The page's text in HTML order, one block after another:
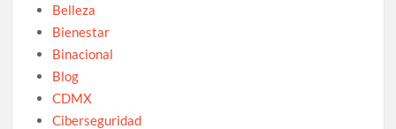
Belleza
Bienestar
Binacional
Blog
CDMX
Ciberseguridad